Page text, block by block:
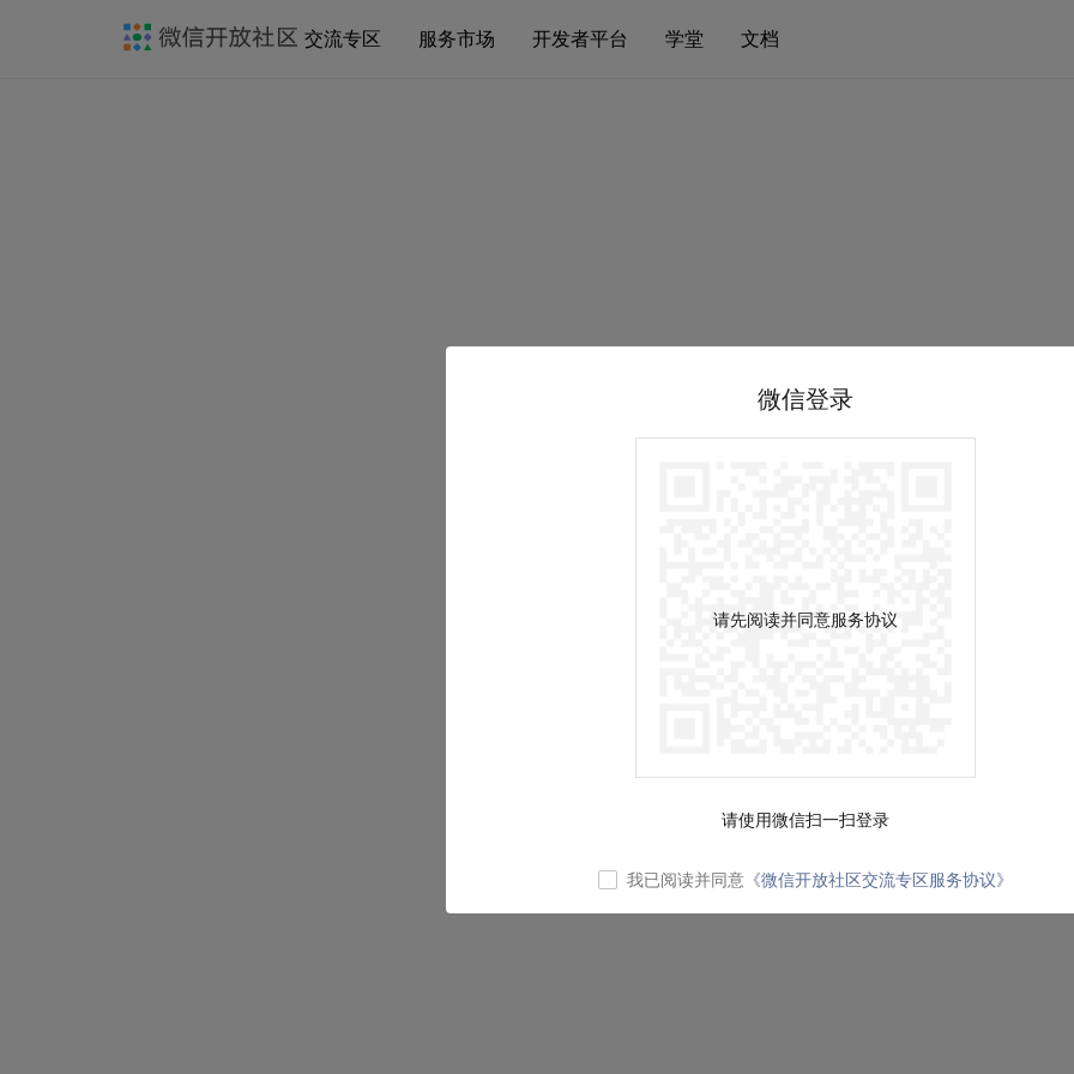
交流专区 服务市场 开发者平台 学堂 文档
微信登录
请先阅读并同意服务协议
请使用微信扫一扫登录
我已阅读并同意 《微信开放社区交流专区服务协议》